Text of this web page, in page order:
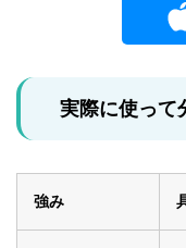
実際に使って
強み